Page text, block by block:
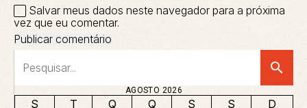
Salvar meus dados neste navegador para a próxima
vez que eu comentar.
search
AGOSTO 2026
S T Q Q S S D